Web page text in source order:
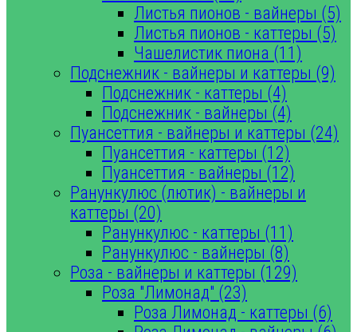
Листья пионов - вайнеры (5)
Листья пионов - каттеры (5)
Чашелистик пиона (11)
Подснежник - вайнеры и каттеры (9)
Подснежник - каттеры (4)
Подснежник - вайнеры (4)
Пуансеттия - вайнеры и каттеры (24)
Пуансеттия - каттеры (12)
Пуансеттия - вайнеры (12)
Ранункулюс (лютик) - вайнеры и
каттеры (20)
Ранункулюс - каттеры (11)
Ранункулюс - вайнеры (8)
Роза - вайнеры и каттеры (129)
Роза "Лимонад" (23)
Роза Лимонад - каттеры (6)